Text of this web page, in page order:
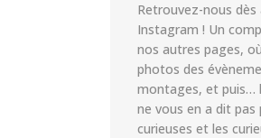
Retrouvez-nous dès
Instagram ! Un
nos autres pages,
photos des
montages, et puis…
ne vous en a dit pas
curieuses et les